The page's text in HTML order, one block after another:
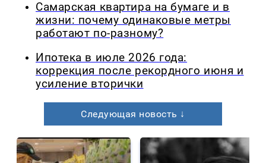
Самарская квартира на бумаге и в
жизни: почему одинаковые метры
работают по-разному?
Ипотека в июле 2026 года:
коррекция после рекордного июня и
усиление вторички
Следующая новость ↓